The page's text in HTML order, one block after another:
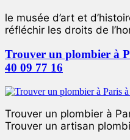
le musée d’art et
réfléchir les droits de
Trouver un plombier à
40 09 77 16
Trouver un plombier à
Trouver un artisan